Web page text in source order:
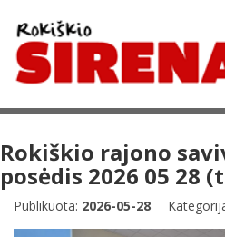
Rokiškio rajono
posėdis 2026 05 28
Publikuota: 2026-05-28